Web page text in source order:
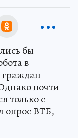
бы
в
граждан
почти
только с
опрос ВТБ,